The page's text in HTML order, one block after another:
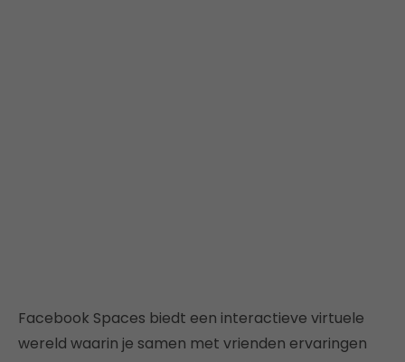
Facebook Spaces biedt een interactieve virtuele
wereld waarin je samen met vrienden ervaringen